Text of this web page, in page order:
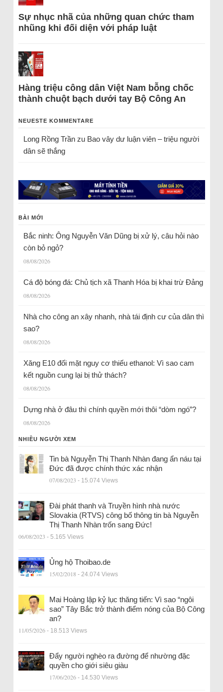
Sự nhục nhã của những quan chức tham
nhũng khi đối diện với pháp luật
Hàng triệu công dân Việt Nam bỗng chốc
thành chuột bạch dưới tay Bộ Công An
NEUESTE KOMMENTARE
Long Rồng Trầnzu Bao vây dư luận viên – triệu người
dân sẽ thắng
BÀI MỚI
Bắc ninh: Ông Nguyễn Văn Dũng bị xử lý, câu hỏi nào
còn bỏ ngỏ?
08/08/2026
Cá độ bóng đá: Chủ tịch xã Thanh Hóa bị khai trừ Đảng
08/08/2026
Nhà cho công an xây nhanh, nhà tái định cư của dân thì
sao?
08/08/2026
Xăng E10 đối mặt nguy cơ thiếu ethanol: Vì sao cam
kết nguồn cung lại bị thử thách?
08/08/2026
Dựng nhà ở đâu thì chính quyền mới thôi “dòm ngó”?
08/08/2026
NHIỀU NGƯỜI XEM
Tin bà Nguyễn Thị Thanh Nhàn đang ẩn náu tại
Đức đã được chính thức xác nhận
07/08/2023 - 15.074 Views
Đài phát thanh và Truyền hình nhà nước
Slovakia (RTVS) công bố thông tin bà Nguyễn
Thị Thanh Nhàn trốn sang Đức!
06/08/2023 - 5.165 Views
Ủng hộ Thoibao.de
15/02/2018 - 24.074 Views
Mai Hoàng lập kỷ lục thăng tiến: Vì sao “ngôi
sao” Tây Bắc trở thành điểm nóng của Bộ Công
an?
11/05/2026 - 18.513 Views
Đẩy người nghèo ra đường để nhường đặc
quyền cho giới siêu giàu
17/06/2026 - 14.530 Views